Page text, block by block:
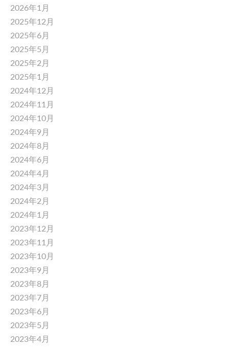
2026年1月
2025年12月
2025年6月
2025年5月
2025年2月
2025年1月
2024年12月
2024年11月
2024年10月
2024年9月
2024年8月
2024年6月
2024年4月
2024年3月
2024年2月
2024年1月
2023年12月
2023年11月
2023年10月
2023年9月
2023年8月
2023年7月
2023年6月
2023年5月
2023年4月